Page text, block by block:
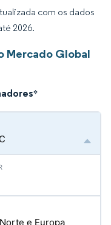
com os dados
2026.
Mercado Global
*
e Europa